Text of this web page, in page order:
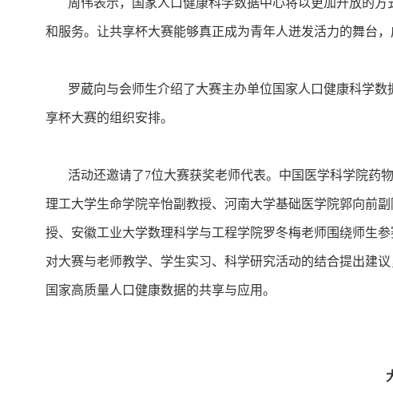
周伟表示，国家人口健康科学数据中心将以更加开放的方
和服务。让共享杯大赛能够真正成为青年人迸发活力的舞台，
罗葳向与会师生介绍了大赛主办单位国家人口健康科学数
享杯大赛的组织安排。
活动还邀请了7位大赛获奖老师代表。中国医学科学院药
理工大学生命学院辛怡副教授、河南大学基础医学院郭向前
授、安徽工业大学数理科学与工程学院罗冬梅老师围绕师生
对大赛与老师教学、学生实习、科学研究活动的结合提出建
国家高质量人口健康数据的共享与应用。